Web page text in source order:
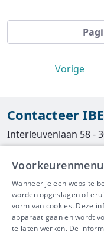
Vorige
Contacteer
Interleuvenlaan 58 -
016/390490
info@ibeve.be
asbest@ibeve.be
Voorkeurenmenu
Wanneer je een website
worden opgeslagen of
vorm van cookies. Deze
apparaat gaan en wordt
te laten werken. De